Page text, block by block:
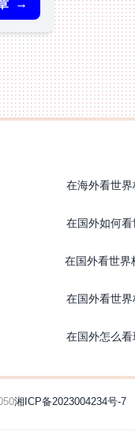
→
在海外看世
在国外如何
在国外看世界
在国外看世
在国外怎么
湘ICP备2023004234号-7